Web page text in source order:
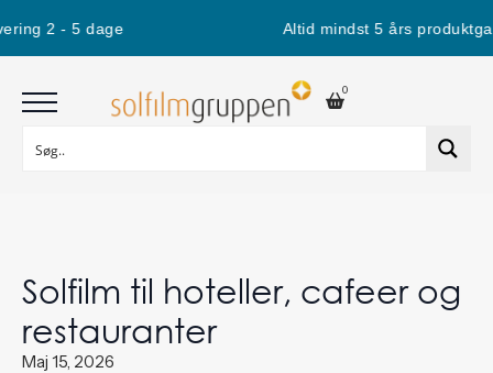
2 - 5 dage Altid mindst 5 års
0
Solfilm til hoteller, cafeer og
restauranter
Maj 15, 2026